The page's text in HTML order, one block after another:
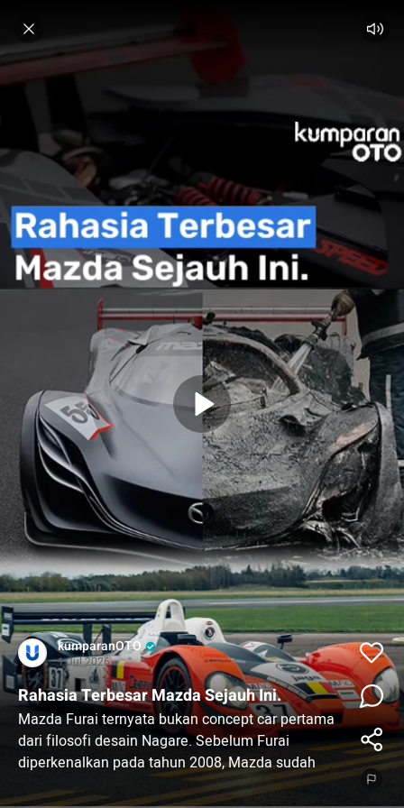
kumparanOTO
1 Jul 2026
Rahasia Terbesar Mazda Sejauh Ini.
Mazda Furai ternyata bukan concept car pertama
dari filosofi desain Nagare. Sebelum Furai
diperkenalkan pada tahun 2008, Mazda sudah
lebih dulu menghadirkan Nagare (2006), Ryuga